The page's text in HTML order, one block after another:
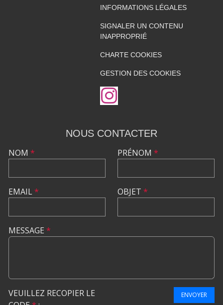
INFORMATIONS LÉGALES
SIGNALER UN CONTENU
INAPPROPRIÉ
CHARTE COOKIES
GESTION DES COOKIES
NOUS CONTACTER
NOM *
EMAIL*
PRÉNOM *
OBJET *
MESSAGE *
VEUILLEZ RECOPIER LE
ENVOYER